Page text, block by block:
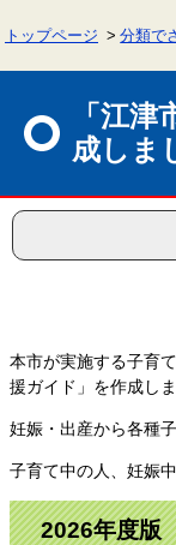
トップページ 分類で
「江
成しま
本市が実施する子育
援ガイド」を作成しま
妊娠・出産から各種
子育て中の人、妊娠
2026年度版